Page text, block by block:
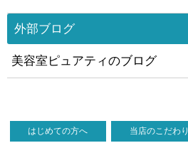
外部ブログ
美容室ピュアティのブログ
はじめての方へ 当店のこだわり